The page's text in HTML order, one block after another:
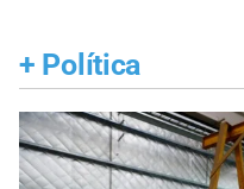
+ Política